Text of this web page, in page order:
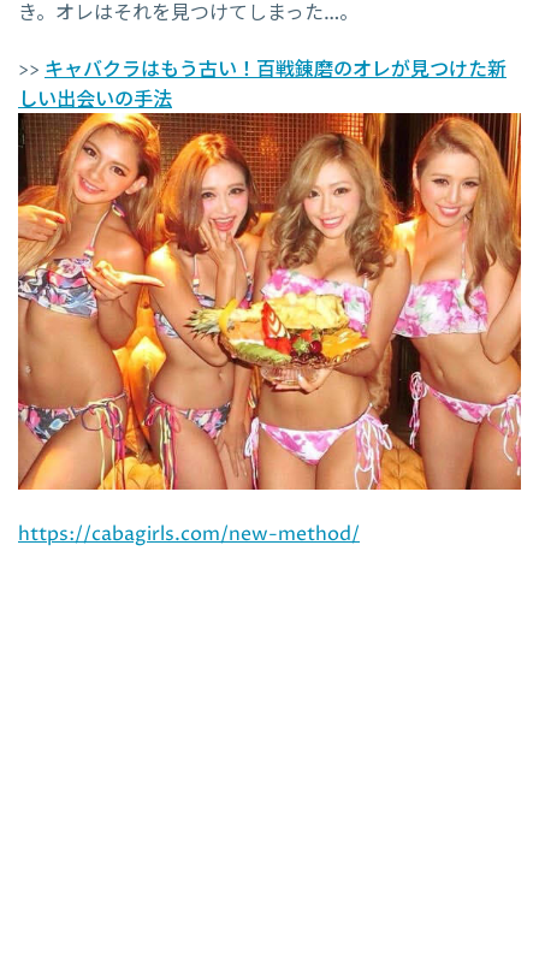
き。オレはそれを見つけてしまった…。
>> キャバクラはもう古い！百戦錬磨のオレが見つけた新
しい出会いの手法
https://cabagirls.com/new-method/